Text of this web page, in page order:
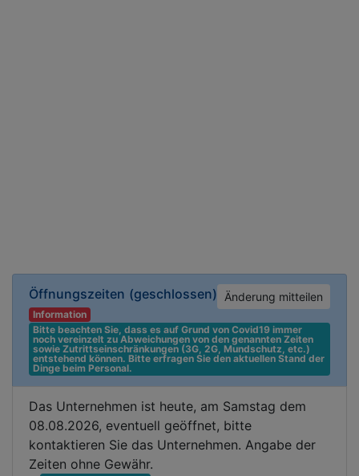
Öffnungszeiten (geschlossen) Änderung mitteilen
Information
Bitte beachten Sie, dass es auf Grund von Covid19 immer
noch vereinzelt zu Abweichungen von den genannten Zeiten
sowie Zutrittseinschränkungen (3G, 2G, Mundschutz, etc.)
entstehend können. Bitte erfragen Sie den aktuellen Stand der
Dinge beim Personal.
Das Unternehmen ist heute, am Samstag dem
08.08.2026, eventuell geöffnet, bitte
kontaktieren Sie das Unternehmen. Angabe der
Zeiten ohne Gewähr.